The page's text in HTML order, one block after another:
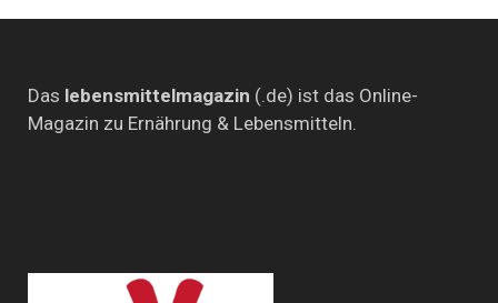
Das lebensmittelmagazin (.de) ist das Online-
Magazin zu Ernährung & Lebensmitteln.